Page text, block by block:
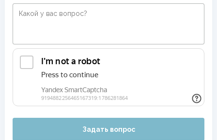
Задать вопрос